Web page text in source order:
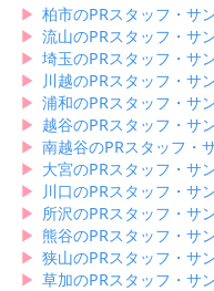
▶︎ 柏市のPRスタッフ・サ
▶︎ 流山のPRスタッフ・サ
▶︎ 埼玉のPRスタッフ・サ
▶︎
川越のPRスタッフ・サ
▶︎ 浦和のPRスタッフ・サ
▶︎ 越谷のPRスタッフ・サ
▶︎ 南越谷のPRスタッフ・
▶︎ 大宮のPRスタッフ・サ
▶︎
川口のPRスタッフ・サ
▶︎ 所沢のPRスタッフ・サ
▶︎ 熊谷のPRスタッフ・サ
▶︎ 狭山のPRスタッフ・サ
▶︎ 草加のPRスタッフ・サ